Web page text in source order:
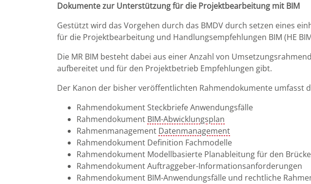
Dokumente zur Unterstützung für die Projektbearbeitung mit BIM
Gestützt wird das Vorgehen durch das BMDV durch setzen eines
für die Projektbearbeitung und Handlungsempfehlungen BIM (HE
Die MR BIM besteht dabei aus einer Anzahl von
aufbereitet und für den Projektbetrieb Empfehlungen gibt.
Der Kanon der bisher veröffentlichten Rahmendokumente umfasst
Rahmendokument Steckbriefe Anwendungsfälle
Rahmendokument BIM-Abwicklungsplan
Rahmenmanagement Datenmanagement
Rahmendokument Definition Fachmodelle
Rahmendokument Modellbasierte Planableitung für den
Rahmendokument Auftraggeber-Informationsanforderungen
Rahmendokument BIM-Anwendungsfälle und rechtliche